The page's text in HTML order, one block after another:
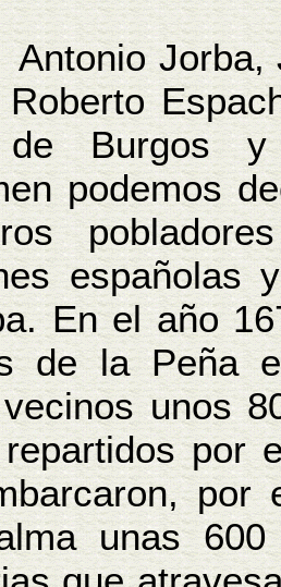
Jorba,
Burgos y
podemos
españolas
En el año
de la Peña
unos
por
por
unas